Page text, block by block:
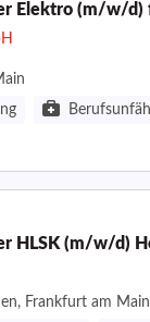
Elektro (m/w/d)
HLSK (m/w/d)
Frankfurt am Main